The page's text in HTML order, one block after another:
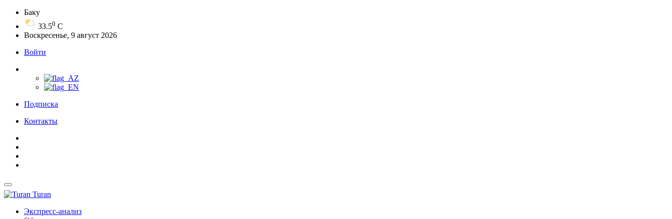
Баку
33.50 C
Воскресенье, 9 август 2026
Войти
Подписка
Контакты
Turan
Экспресс-анализ